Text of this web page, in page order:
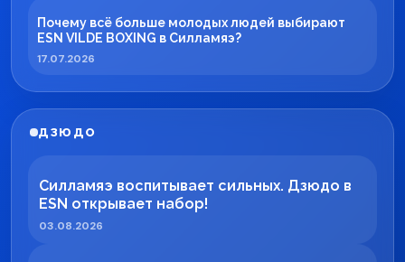
Почему всё больше молодых людей выбирают
ESN VILDE BOXING в Силламяэ?
17.07.2026
ДЗЮДО
Силламяэ воспитывает сильных. Дзюдо в
ESN открывает набор!
03.08.2026